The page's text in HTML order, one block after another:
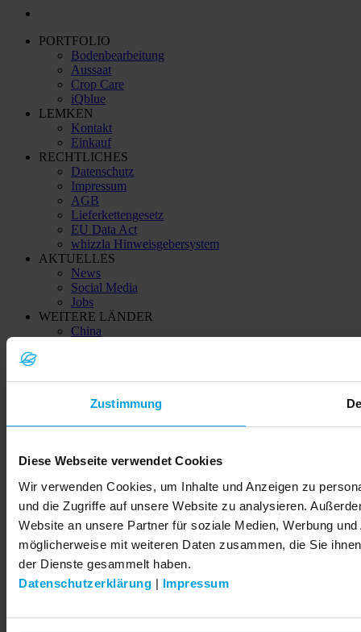
Zustimmung
Diese Webseite verwendet Cookies
Wir verwenden Cookies, um Inhalte und Anzeigen zu
und die Zugriffe auf unsere Website zu analysieren.
Website an unsere Partner für soziale Medien, Werbung
möglicherweise mit weiteren Daten zusammen, die Sie
der Dienste gesammelt haben.
Datenschutzerklärung | Impressum
PORTFOLIO
Bodenbearbeitung
Aussaat
Crop Care
iQblue
LEMKEN
Kontakt
Einkauf
RECHTLICHES
Datenschutz
Impressum
AGB
Lieferkettengesetz
EU Data Act
whizzla Hinweisgebersystem
AKTUELLES
News
Social Media
Jobs
WEITERE LÄNDER
China